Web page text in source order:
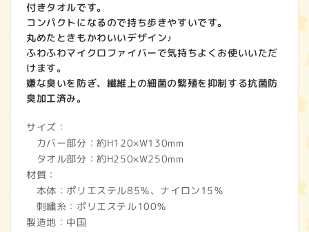
付きタオルです。
コンパクトになるので持ち歩きやすいです。
丸めたときもかわいいデザイン♪
ふわふわマイクロファイバーで気持ちよくお使いいただ
けます。
嫌な臭いを防ぎ、繊維上の細菌の繁殖を抑制する抗菌防
臭加工済み。
サイズ：
カバー部分：約H120×W130mm
タオル部分：約H250×W250mm
材質：
本体：ポリエステル85％、ナイロン15％
刺繍糸：ポリエステル100％
製造地：中国